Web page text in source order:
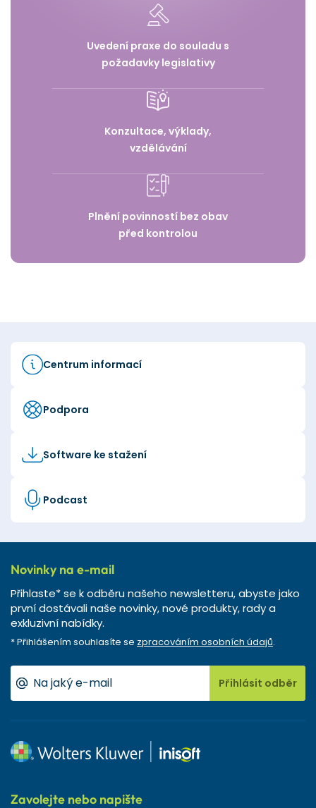
Uvedení praxe do souladu s
požadavky legislativy
Konzultace, výklady,
vzdělávání
Plnění povinností bez obav
před kontrolou
Centrum informací
Podpora
Software ke stažení
Podcast
Novinky na e-mail
Přihlaste* se k odběru našeho newsletteru, abyste jako
první dostávali naše novinky, nové produkty, rady a
exkluzivní nabídky.
* Přihlášením souhlasíte se zpracováním osobních údajů.
Přihlásit odběr
Zavolejte nebo napište